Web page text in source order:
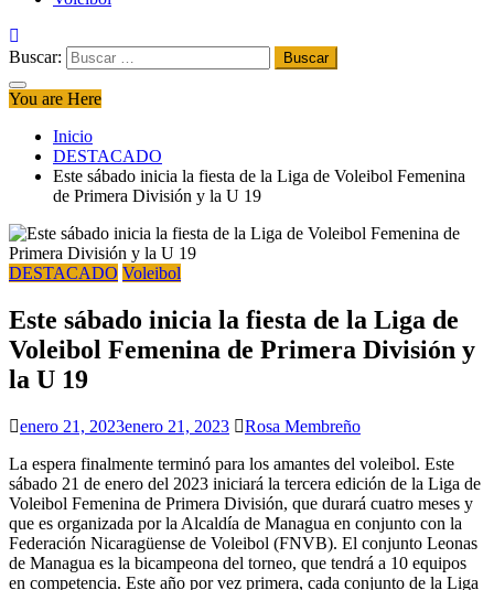
Buscar:
You are Here
Inicio
DESTACADO
Este sábado inicia la fiesta de la Liga de Voleibol Femenina
de Primera División y la U 19
DESTACADO Voleibol
Este sábado inicia la fiesta de la Liga de
Voleibol Femenina de Primera División y
la U 19
enero 21, 2023enero 21, 2023
Rosa Membreño
La espera finalmente terminó para los amantes del voleibol. Este
sábado 21 de enero del 2023 iniciará la tercera edición de la Liga de
Voleibol Femenina de Primera División, que durará cuatro meses y
que es organizada por la Alcaldía de Managua en conjunto con la
Federación Nicaragüense de Voleibol (FNVB). El conjunto Leonas
de Managua es la bicampeona del torneo, que tendrá a 10 equipos
en competencia. Este año por vez primera, cada conjunto de la Liga